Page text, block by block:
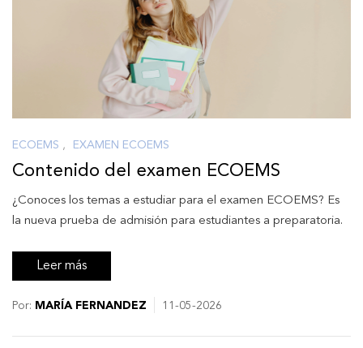
ECOEMS , EXAMEN ECOEMS
Contenido del examen ECOEMS
¿Conoces los temas a estudiar para el examen ECOEMS? Es
la nueva prueba de admisión para estudiantes a preparatoria.
Leer más
Por: MARÍA FERNANDEZ 11-05-2026